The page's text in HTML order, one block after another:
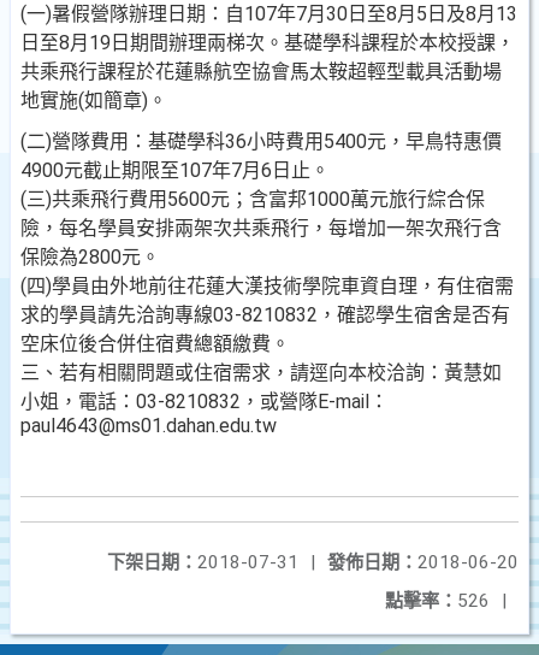
(一)暑假營隊辦理日期：自107年7月30日至8月5日及8月13
日至8月19日期間辦理兩梯次。基礎學科課程於本校授課，
共乘飛行課程於花蓮縣航空協會馬太鞍超輕型載具活動場
地實施(如簡章)。
(二)營隊費用：基礎學科36小時費用5400元，早鳥特惠價
4900元截止期限至107年7月6日止。
(三)共乘飛行費用5600元；含富邦1000萬元旅行綜合保
險，每名學員安排兩架次共乘飛行，每增加一架次飛行含
保險為2800元。
(四)學員由外地前往花蓮大漢技術學院車資自理，有住宿需
求的學員請先洽詢專線03-8210832，確認學生宿舍是否有
空床位後合併住宿費總額繳費。
三、若有相關問題或住宿需求，請逕向本校洽詢：黃慧如
小姐，電話：03-8210832，或營隊E-mail：
paul4643@ms01.dahan.edu.tw
發佈日期： 2018-06-20
下架日期： 2018-07-31
|
點擊率： 526 |